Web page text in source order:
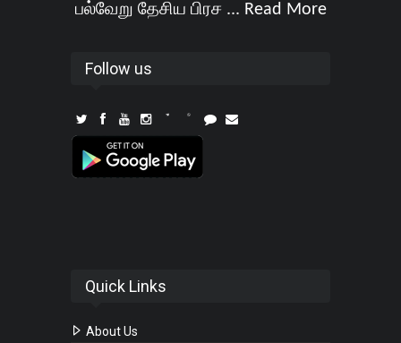
பல்வேறு தேசிய பிரச ... Read More
Follow us
Quick Links
About Us